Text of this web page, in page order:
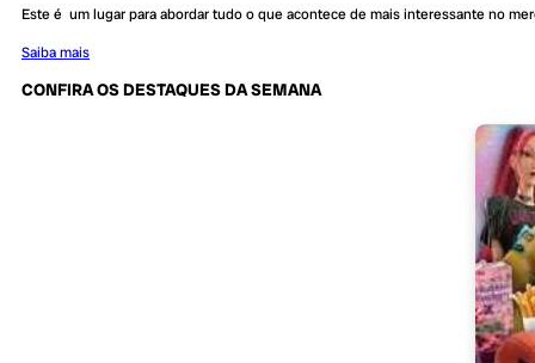
Este é um lugar para abordar tudo o que acontece de mais interessante no
Saiba mais
CONFIRA OS DESTAQUES DA SEMANA